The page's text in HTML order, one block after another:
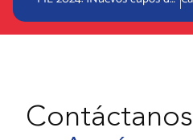
Contáctanos